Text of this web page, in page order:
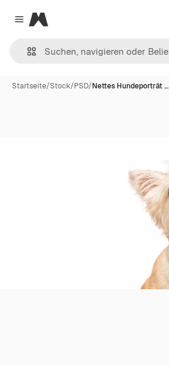
Close menu
Magnific
Startseite/Stock/PSD/Nettes Hundeporträt …